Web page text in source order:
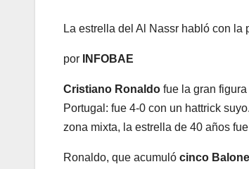
La estrella del Al Nassr habló con
por INFOBAE
Cristiano Ronaldo fue la gran
Portugal: fue 4-0 con un hattrick
zona mixta, la estrella de 40 años
Ronaldo, que acumuló cinco